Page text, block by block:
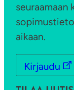
seuraamaan
aikaan.
Kirjaudu